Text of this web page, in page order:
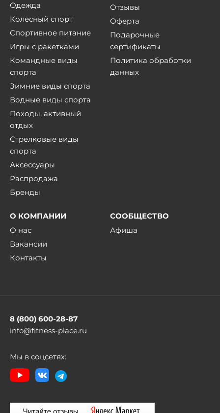
Одежда
Колесный спорт
Спортивное питание
Игры с ракетками
Командные виды
спорта
Зимние виды спорта
Водные виды спорта
Походы, активный
отдых
Стрелковые виды
спорта
Аксессуары
Распродажа
Бренды
Отзывы
Оферта
Подарочные
сертификаты
Политика обработки
данных
О КОМПАНИИ
О нас
Вакансии
Контакты
СООБЩЕСТВО
Афиша
8 (800) 600-28-87
info@fitness-place.ru
Мы в соцсетях: